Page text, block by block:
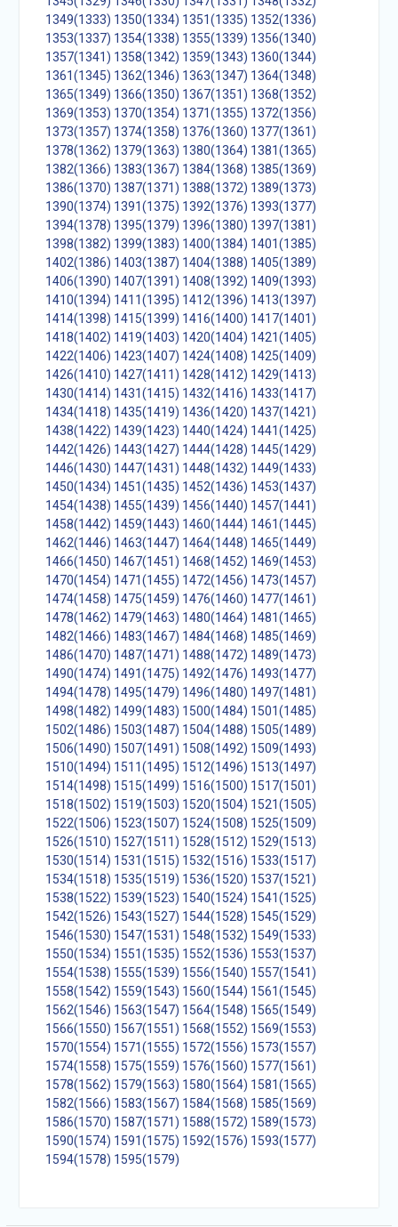
1349(1333) 1350(1334) 1351(1335) 1352(1336)
1353(1337) 1354(1338) 1355(1339) 1356(1340)
1357(1341) 1358(1342) 1359(1343) 1360(1344)
1361(1345) 1362(1346) 1363(1347) 1364(1348)
1365(1349) 1366(1350) 1367(1351) 1368(1352)
1369(1353) 1370(1354) 1371(1355) 1372(1356)
1373(1357) 1374(1358) 1376(1360) 1377(1361)
1378(1362) 1379(1363) 1380(1364) 1381(1365)
1382(1366) 1383(1367) 1384(1368) 1385(1369)
1386(1370) 1387(1371) 1388(1372) 1389(1373)
1390(1374) 1391(1375) 1392(1376) 1393(1377)
1394(1378) 1395(1379) 1396(1380) 1397(1381)
1398(1382) 1399(1383) 1400(1384) 1401(1385)
1402(1386) 1403(1387) 1404(1388) 1405(1389)
1406(1390) 1407(1391) 1408(1392) 1409(1393)
1410(1394) 1411(1395) 1412(1396) 1413(1397)
1414(1398) 1415(1399) 1416(1400) 1417(1401)
1418(1402) 1419(1403) 1420(1404) 1421(1405)
1422(1406) 1423(1407) 1424(1408) 1425(1409)
1426(1410) 1427(1411) 1428(1412) 1429(1413)
1430(1414) 1431(1415) 1432(1416) 1433(1417)
1434(1418) 1435(1419) 1436(1420) 1437(1421)
1438(1422) 1439(1423) 1440(1424) 1441(1425)
1442(1426) 1443(1427) 1444(1428) 1445(1429)
1446(1430) 1447(1431) 1448(1432) 1449(1433)
1450(1434) 1451(1435) 1452(1436) 1453(1437)
1454(1438) 1455(1439) 1456(1440) 1457(1441)
1458(1442) 1459(1443) 1460(1444) 1461(1445)
1462(1446) 1463(1447) 1464(1448) 1465(1449)
1466(1450) 1467(1451) 1468(1452) 1469(1453)
1470(1454) 1471(1455) 1472(1456) 1473(1457)
1474(1458) 1475(1459) 1476(1460) 1477(1461)
1478(1462) 1479(1463) 1480(1464) 1481(1465)
1482(1466) 1483(1467) 1484(1468) 1485(1469)
1486(1470) 1487(1471) 1488(1472) 1489(1473)
1490(1474) 1491(1475) 1492(1476) 1493(1477)
1494(1478) 1495(1479) 1496(1480) 1497(1481)
1498(1482) 1499(1483) 1500(1484) 1501(1485)
1502(1486) 1503(1487) 1504(1488) 1505(1489)
1506(1490) 1507(1491) 1508(1492) 1509(1493)
1510(1494) 1511(1495) 1512(1496) 1513(1497)
1514(1498) 1515(1499) 1516(1500) 1517(1501)
1518(1502) 1519(1503) 1520(1504) 1521(1505)
1522(1506) 1523(1507) 1524(1508) 1525(1509)
1526(1510) 1527(1511) 1528(1512) 1529(1513)
1530(1514) 1531(1515) 1532(1516) 1533(1517)
1534(1518) 1535(1519) 1536(1520) 1537(1521)
1538(1522) 1539(1523) 1540(1524) 1541(1525)
1542(1526) 1543(1527) 1544(1528) 1545(1529)
1546(1530) 1547(1531) 1548(1532) 1549(1533)
1550(1534) 1551(1535) 1552(1536) 1553(1537)
1554(1538) 1555(1539) 1556(1540) 1557(1541)
1558(1542) 1559(1543) 1560(1544) 1561(1545)
1562(1546) 1563(1547) 1564(1548) 1565(1549)
1566(1550) 1567(1551) 1568(1552) 1569(1553)
1570(1554) 1571(1555) 1572(1556) 1573(1557)
1574(1558) 1575(1559) 1576(1560) 1577(1561)
1578(1562) 1579(1563) 1580(1564) 1581(1565)
1582(1566) 1583(1567) 1584(1568) 1585(1569)
1586(1570) 1587(1571) 1588(1572) 1589(1573)
1590(1574) 1591(1575) 1592(1576) 1593(1577)
1594(1578) 1595(1579)